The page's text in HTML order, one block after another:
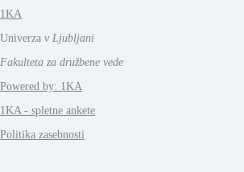
1KA
Univerza v Ljubljani
Fakulteta za družbene vede
Powered by: 1KA
1KA - spletne ankete
Politika zasebnosti